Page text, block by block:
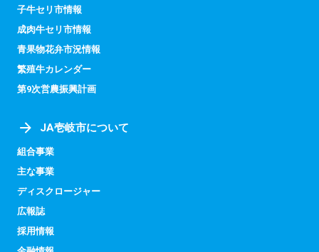
子牛セリ市情報
成肉牛セリ市情報
青果物花弁市況情報
繁殖牛カレンダー
第9次営農振興計画
JA壱岐市について
組合事業
主な事業
ディスクロージャー
広報誌
採用情報